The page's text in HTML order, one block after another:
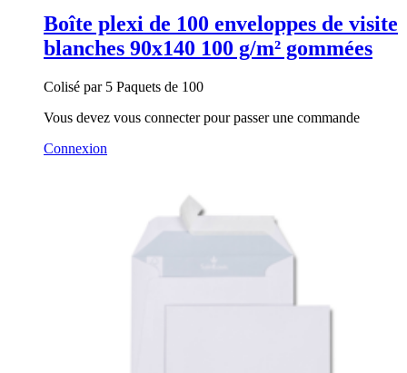
Boîte plexi de 100 enveloppes de visite
blanches 90x140 100 g/m² gommées
Colisé par 5 Paquets de 100
Vous devez vous connecter pour passer une commande
Connexion